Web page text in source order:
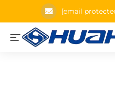
[email